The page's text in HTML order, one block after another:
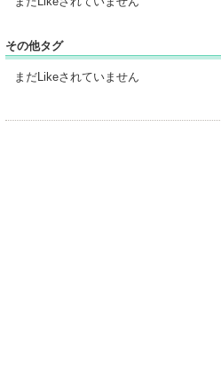
その他タグ
まだLikeされていません